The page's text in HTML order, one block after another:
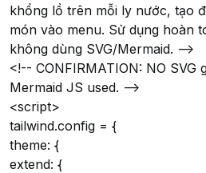
khổng lồ trên mỗi ly nước, tạo
món vào menu. Sử dụng hoàn
không dùng SVG/Mermaid. -->
<!-- CONFIRMATION: NO SVG
Mermaid JS used. -->
<script>
tailwind.config = {
theme: {
extend: {